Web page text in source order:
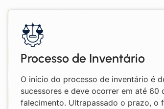
Processo de Inventário
O início do processo de inventário é
sucessores e deve ocorrer em até 60
falecimento. Ultrapassado o prazo, o